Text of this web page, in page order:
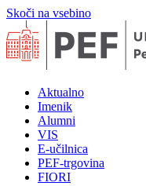
Skoči na vsebino
Aktualno
Imenik
Alumni
VIS
E-učilnica
PEF-trgovina
FIORI